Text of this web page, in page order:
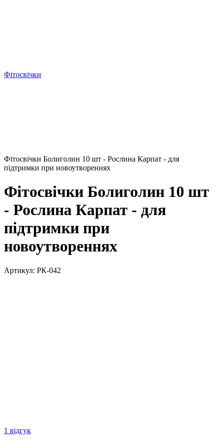
Фітосвічки
Фітосвічки Болиголин 10 шт - Рослина Карпат - для
підтримки при новоутвореннях
Фітосвічки Болиголин 10 шт
- Рослина Карпат - для
підтримки при
новоутвореннях
Артикул: РК-042
1 відгук